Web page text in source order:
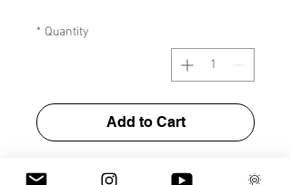
Quantity
*
Add to Cart